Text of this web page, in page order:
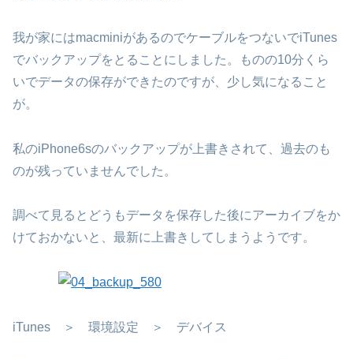
我が家にはmacminiがあるのでケーブルをつないでiTunes
でバックアップをとることにしました。ものの10分くら
いでデータの保存ができたのですが、少し気になること
が。
私のiPhone6sのバックアップが上書きされて、過去のも
のが残っていませんでした。
調べて見るとどうもデータを保存した後にアーカイブをか
けておかないと、最新に上書きしてしまうようです。
iTunes ＞ 環境設定 ＞ デバイス